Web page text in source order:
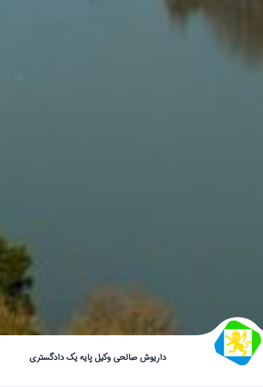
داریوش صالحی وکیل پایه یک دادگستری